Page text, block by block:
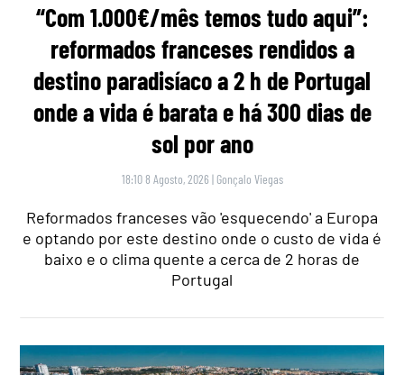
“Com 1.000€/mês temos tudo aqui”:
reformados franceses rendidos a
destino paradisíaco a 2 h de Portugal
onde a vida é barata e há 300 dias de
sol por ano
18:10 8 Agosto, 2026 | Gonçalo Viegas
Reformados franceses vão 'esquecendo' a Europa
e optando por este destino onde o custo de vida é
baixo e o clima quente a cerca de 2 horas de
Portugal